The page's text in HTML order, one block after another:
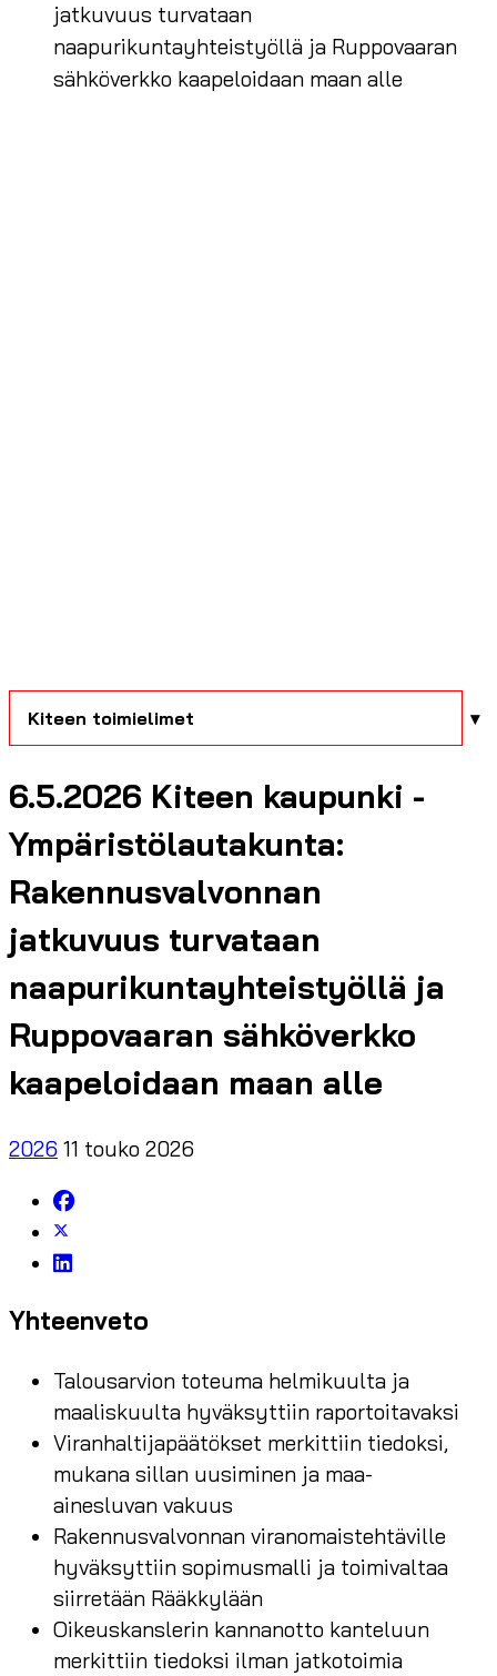
jatkuvuus turvataan
naapurikuntayhteistyöllä ja Ruppovaaran
sähköverkko kaapeloidaan maan alle
Kiteen toimielimet
6.5.2026 Kiteen kaupunki -
Ympäristölautakunta:
Rakennusvalvonnan
jatkuvuus turvataan
naapurikuntayhteistyöllä ja
Ruppovaaran sähköverkko
kaapeloidaan maan alle
2026 11 touko 2026
Yhteenveto
Talousarvion toteuma helmikuulta ja
maaliskuulta hyväksyttiin raportoitavaksi
Viranhaltijapäätökset merkittiin tiedoksi,
mukana sillan uusiminen ja maa-
ainesluvan vakuus
Rakennusvalvonnan viranomaistehtäville
hyväksyttiin sopimusmalli ja toimivaltaa
siirretään Rääkkylään
Oikeuskanslerin kannanotto kanteluun
merkittiin tiedoksi ilman jatkotoimia